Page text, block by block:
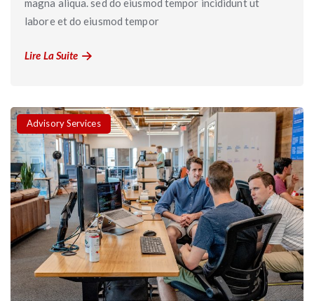
magna aliqua. sed do eiusmod tempor incididunt ut
labore et do eiusmod tempor
Lire La Suite
Categories
Advisory Services